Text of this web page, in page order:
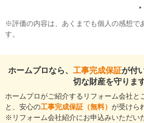
※評価の内容は、あくまでも個人の感想で
す。
ホームプロなら、 工事完成保証が付
切な財産を守ります
ホームプロがご紹介するリフォーム会社と
と、安心の工事完成保証（無料） が受けら
※リフォーム会社紹介にお申込みいただい